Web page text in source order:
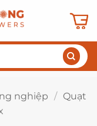
nghiệp / Quạt